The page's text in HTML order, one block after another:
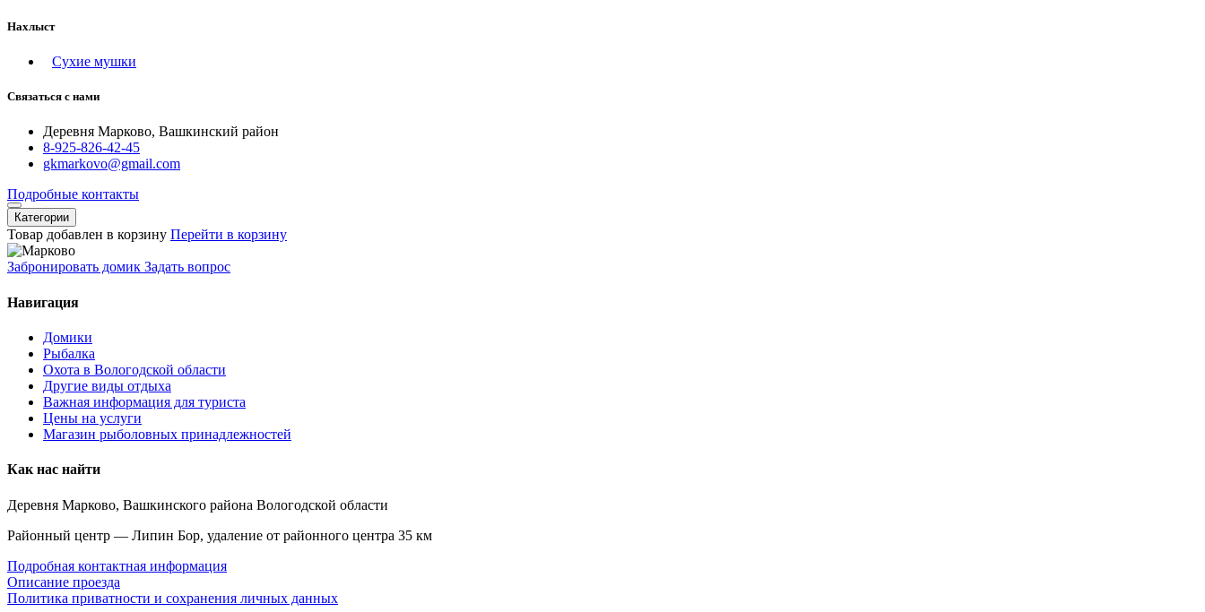
Нахлыст
Сухие мушки
Связаться с нами
Деревня Марково, Вашкинский район
8-925-826-42-45
gkmarkovo@gmail.com
Подробные контакты
Категории
Товар добавлен в корзину Перейти в корзину
Забронировать домик Задать вопрос
Навигация
Домики
Рыбалка
Охота в Вологодской области
Другие виды отдыха
Важная информация для туриста
Цены на услуги
Магазин рыболовных принадлежностей
Как нас найти
Деревня Марково, Вашкинского района Вологодской области
Районный центр — Липин Бор, удаление от районного центра 35 км
Подробная контактная информация
Описание проезда
Политика приватности и сохранения личных данных